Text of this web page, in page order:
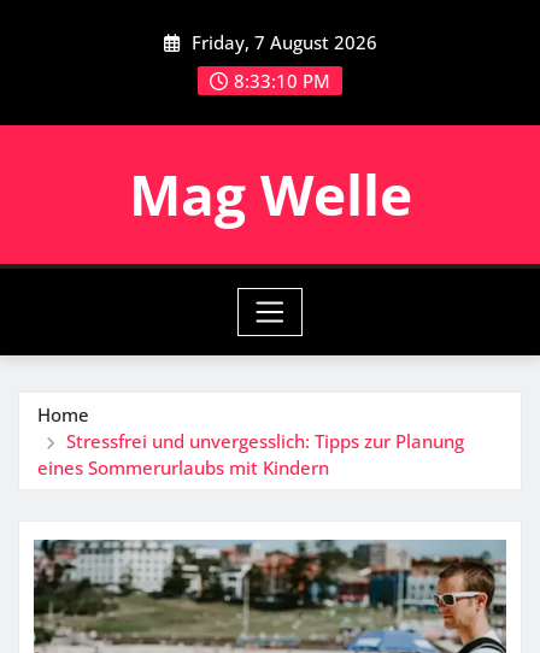
Friday, 7 August 2026
8:33:11 PM
Mag Welle
Home
Stressfrei und unvergesslich: Tipps zur Planung
eines Sommerurlaubs mit Kindern